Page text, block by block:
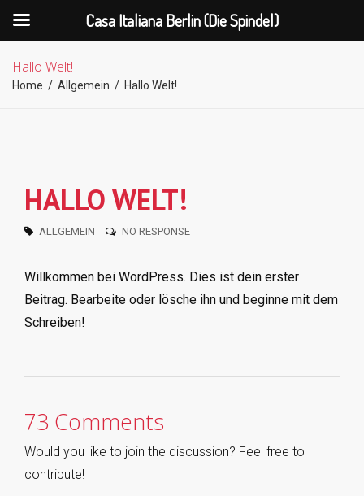
Hallo Welt!
Home / Allgemein / Hallo Welt!
HALLO WELT!
ALLGEMEIN NO RESPONSE
Willkommen bei WordPress. Dies ist dein erster
Beitrag. Bearbeite oder lösche ihn und beginne mit dem
Schreiben!
73 Comments
Would you like to join the discussion? Feel free to
contribute!
Casa Italiana Berlin (Die Spindel)